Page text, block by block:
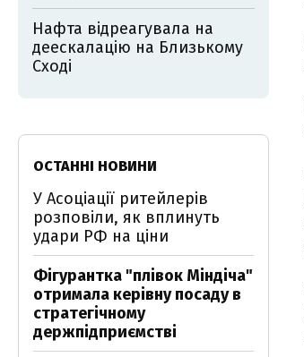
Нафта відреагувала на
деескалацію на Близькому
Сході
ОСТАННІ НОВИНИ
У Асоціації ритейлерів
розповіли, як вплинуть
удари РФ на ціни
Фігурантка "плівок Міндіча"
отримала керівну посаду в
стратегічному
держпідприємстві